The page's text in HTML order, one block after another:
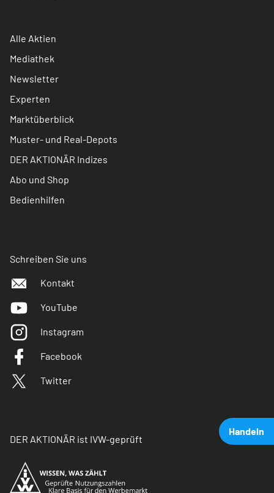
Handeln
Alle Aktien
Mediathek
Newsletter
Experten
Marktüberblick
Muster- und Real-Depots
DER AKTIONÄR Indizes
Abo und Shop
Bedienhilfen
Schreiben Sie uns
Kontakt
YouTube
Instagram
Facebook
Twitter
DER AKTIONÄR ist IVW-geprüft